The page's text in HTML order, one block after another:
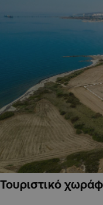
Τουριστικό